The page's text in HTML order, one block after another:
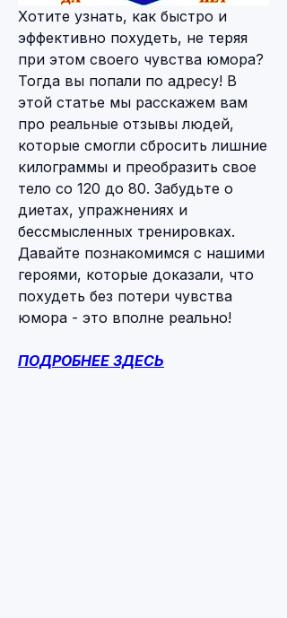
Хотите узнать, как быстро и
эффективно похудеть, не теряя
при этом своего чувства юмора?
Тогда вы попали по адресу! В
этой статье мы расскажем вам
про реальные отзывы людей,
которые смогли сбросить лишние
килограммы и преобразить свое
тело со 120 до 80. Забудьте о
диетах, упражнениях и
бессмысленных тренировках.
Давайте познакомимся с нашими
героями, которые доказали, что
похудеть без потери чувства
юмора - это вполне реально!
ПОДРОБНЕЕ ЗДЕСЬ